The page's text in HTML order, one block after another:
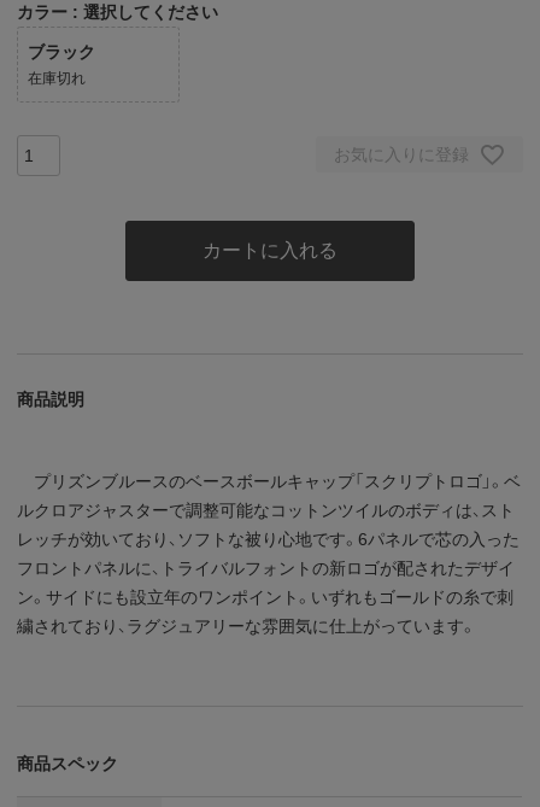
カラー 選択してください
ブラック
在庫切れ
お気に入りに登録
カートに入れる
商品説明
プリズンブルースのベースボールキャップ「スクリプトロゴ」。ベ
ルクロアジャスターで調整可能なコットンツイルのボディは、スト
レッチが効いており、ソフトな被り心地です。6パネルで芯の入った
フロントパネルに、トライバルフォントの新ロゴが配されたデザイ
ン。サイドにも設立年のワンポイント。いずれもゴールドの糸で刺
繍されており、ラグジュアリーな雰囲気に仕上がっています。
商品スペック